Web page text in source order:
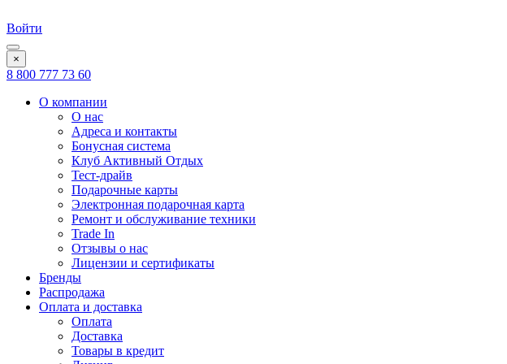
Войти
×
8 800 777 73 60
О компании
О нас
Адреса и контакты
Бонусная система
Клуб Активный Отдых
Тест-драйв
Подарочные карты
Электронная подарочная карта
Ремонт и обслуживание техники
Trade In
Отзывы о нас
Лицензии и сертификаты
Бренды
Распродажа
Оплата и доставка
Оплата
Доставка
Товары в кредит